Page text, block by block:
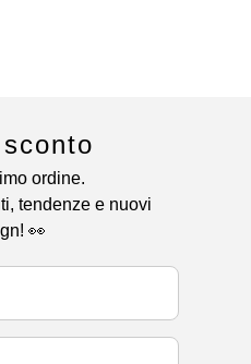
ordine.
tendenze e nuovi
👀